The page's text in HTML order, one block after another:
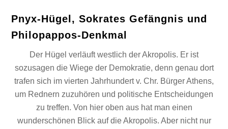
Pnyx-Hügel, Sokrates Gefängnis und
Philopappos-Denkmal
Der Hügel verläuft westlich der Akropolis. Er ist
sozusagen die Wiege der Demokratie, denn genau dort
trafen sich im vierten Jahrhundert v. Chr. Bürger Athens,
um Rednern zuzuhören und politische Entscheidungen
zu treffen. Von hier oben aus hat man einen
wunderschönen Blick auf die Akropolis. Aber nicht nur